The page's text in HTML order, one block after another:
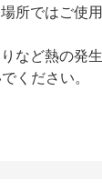
所ではご使
など熱の発
ください。